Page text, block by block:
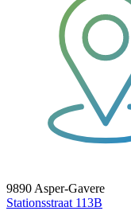
9890 Asper-Gavere
Stationsstraat 113B